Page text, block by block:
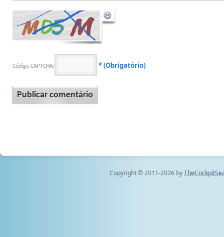
Código CAPTCHA: * (Obrigatório)
Copyright © 2011-2026 by